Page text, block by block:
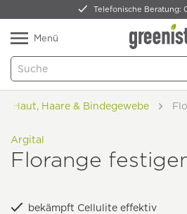
Telefonische Beratung:
Menü
Haut, Haare & Bindegewebe
Argital
Florange
bekämpft Cellulite effektiv